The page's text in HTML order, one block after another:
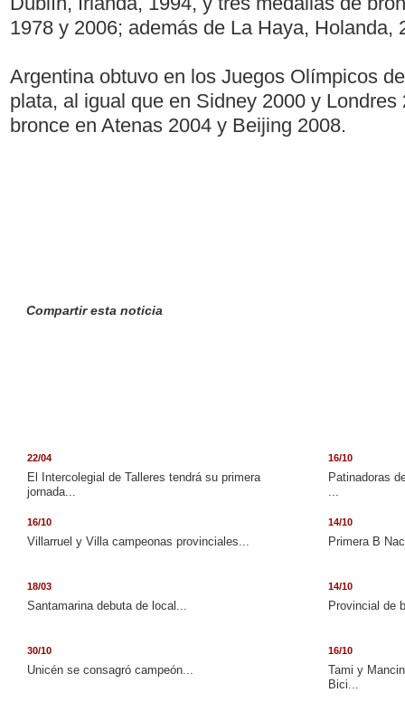
1978 y 2006; además de La Haya, Holanda,
Argentina obtuvo en los Juegos Olímpicos
plata, al igual que en Sidney 2000 y
bronce en Atenas 2004 y Beijing 2008.
Compartir esta noticia
22/04
El Intercolegial de Talleres tendrá su primera
jornada...
16/10
Patinadoras
...
16/10
Villarruel y Villa campeonas provinciales...
14/10
Primera B
18/03
Santamarina debuta de local...
14/10
Provincial de
30/10
Unicén se consagró campeón...
16/10
Tami y
Bici...